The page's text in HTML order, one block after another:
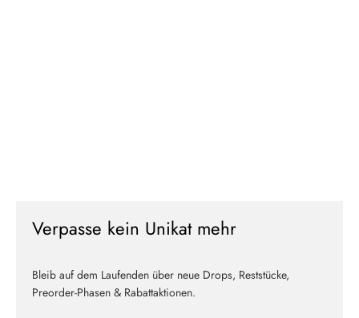
Verpasse kein Unikat mehr
Bleib auf dem Laufenden über neue Drops, Reststücke,
Preorder-Phasen & Rabattaktionen.
Neu hier?